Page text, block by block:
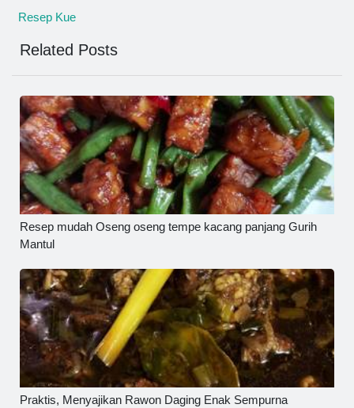
Resep Kue
Related Posts
Resep mudah Oseng oseng tempe kacang panjang Gurih
Mantul
Praktis, Menyajikan Rawon Daging Enak Sempurna